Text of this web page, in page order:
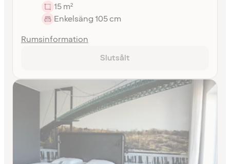
15 m²
Enkelsäng 105 cm
Rumsinformation
Slutsålt